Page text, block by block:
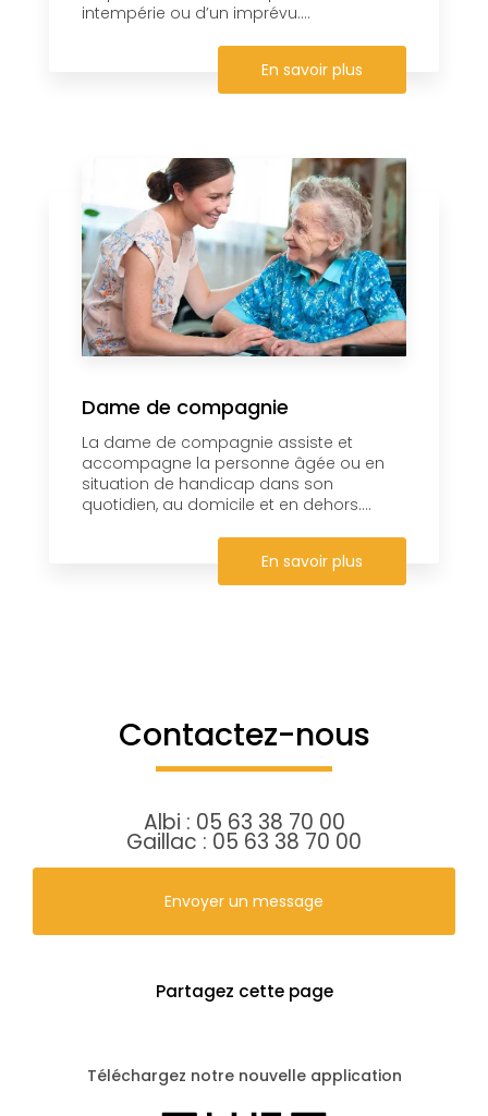
intempérie ou d’un imprévu....
En savoir plus
Dame de compagnie
La dame de compagnie assiste et
accompagne la personne âgée ou en
situation de handicap dans son
quotidien, au domicile et en dehors....
En savoir plus
Contactez-nous
Albi : 05 63 38 70 00
Gaillac : 05 63 38 70 00
Envoyer un message
Partagez cette page
Téléchargez notre nouvelle application